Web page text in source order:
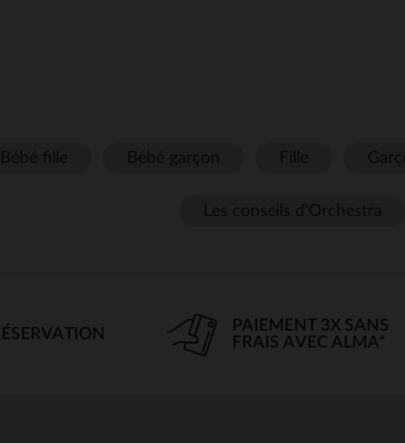
PAIEMENT 3X SANS
FRAIS AVEC ALMA*